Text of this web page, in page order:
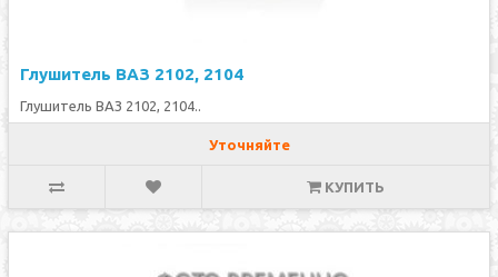
Глушитель ВАЗ 2102, 2104
Глушитель ВАЗ 2102, 2104..
Уточняйте
КУПИТЬ